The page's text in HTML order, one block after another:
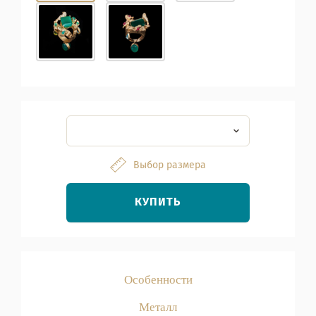
Выбор размера
КУПИТЬ
Особенности
Металл